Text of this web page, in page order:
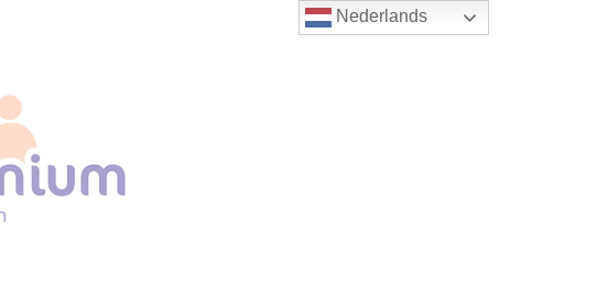
Nederlands